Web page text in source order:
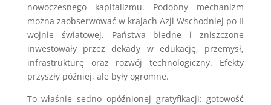
nowoczesnego kapitalizmu. Podobny mechanizm
można zaobserwować w krajach Azji Wschodniej po II
wojnie światowej. Państwa biedne i zniszczone
inwestowały przez dekady w edukację, przemysł,
infrastrukturę oraz rozwój technologiczny. Efekty
przyszły później, ale były ogromne.
To właśnie sedno opóźnionej gratyfikacji: gotowość